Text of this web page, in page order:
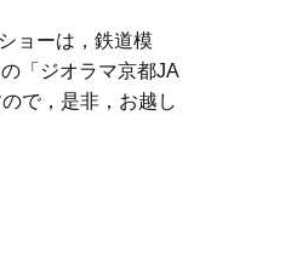
ョーは，鉄道模
「ジオラマ京都JA
で，是非，お越し